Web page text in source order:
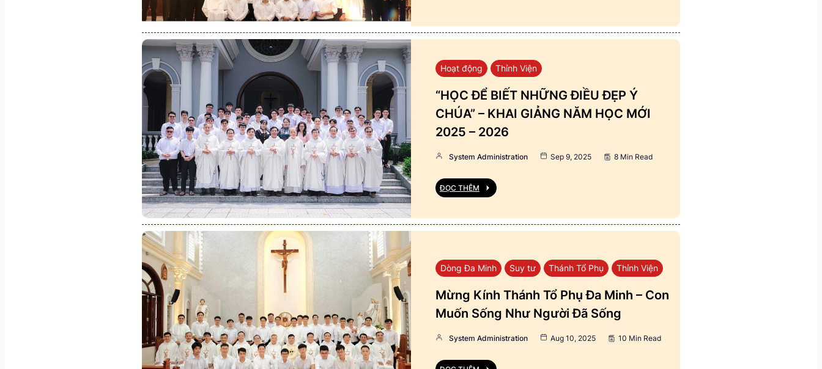
Hoạt động Thỉnh Viện
“HỌC ĐỂ BIẾT NHỮNG ĐIỀU ĐẸP Ý
CHÚA” – KHAI GIẢNG NĂM HỌC MỚI
2025 – 2026
System Administration Sep 9, 2025 8 Min Read
ĐỌC THÊM
Dòng Đa Minh Suy tư Thánh Tổ Phụ Thỉnh Viện
Mừng Kính Thánh Tổ Phụ Đa Minh – Con
Muốn Sống Như Người Đã Sống
System Administration Aug 10, 2025 10 Min Read